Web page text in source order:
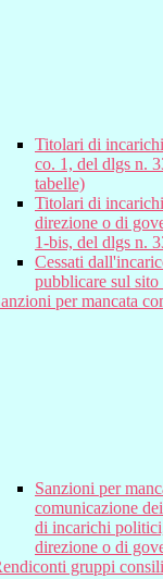
Titolari di
co. 1, del dlgs n.
tabelle)
Titolari di
direzione o di
1-bis, del dlgs n.
Cessati
pubblicare sul
per mancata
Sanzioni per
comunicazione
di incarichi
direzione o di
gruppi